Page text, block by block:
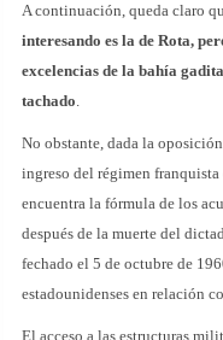
A continuación, queda claro
interesando es la de Rota,
excelencias de la bahía
tachado.
No obstante, dada la
ingreso del régimen
encuentra la fórmula de los
después de la muerte del
fechado el 5 de octubre de
estadounidenses en relación
El acceso a las estructuras